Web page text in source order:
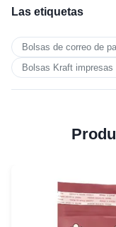
Las etiquetas
Bolsas de correo de
Bolsas Kraft impresas